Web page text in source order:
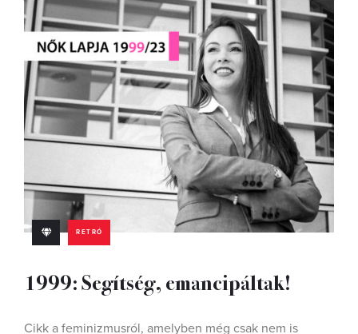
RETRÓ
1999: Segítség, emancipáltak!
Cikk a feminizmusról, amelyben még csak nem is